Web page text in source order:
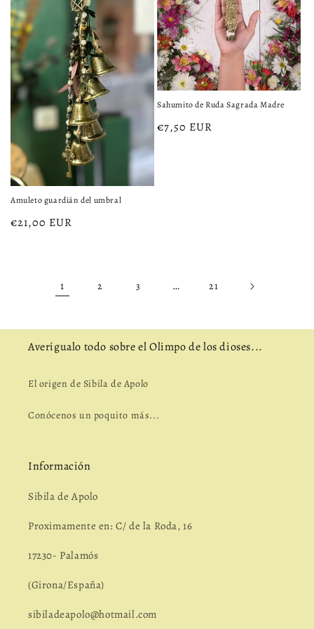
Amuleto guardián del umbral
Precio
€21,00 EUR
Sahumito de Ruda Sagrada Madre
Precio
€7,50 EUR
1 2 3 … 21
Averígualo todo sobre el Olimpo de los dioses...
El origen de Sibila de Apolo
Conócenos un poquito más...
Información
Sibila de Apolo
Proximamente en: C/ de la Roda, 16
17230- Palamós
(Girona/España)
sibiladeapolo@hotmail.com